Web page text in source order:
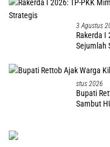
3 Agustus
Rakerda I
Sejumlah
Stus 2026
Bupati
Sambut